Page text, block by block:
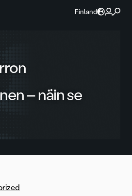
Finland
– näin se